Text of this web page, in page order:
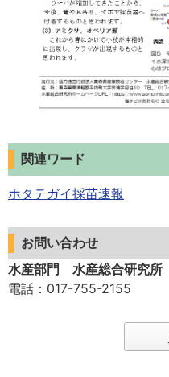
関連ワード
ホタテガイ採苗速報
お問い合わせ
水産部門 水産総合研究所
電話 ：017-755-2155